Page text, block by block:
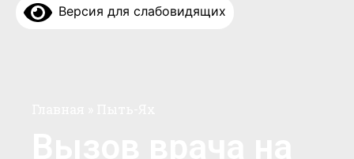
Версия для слабовидящих